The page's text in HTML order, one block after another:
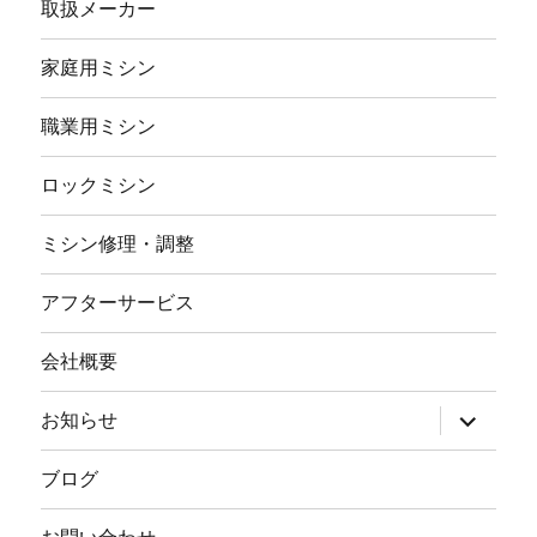
取扱メーカー
家庭用ミシン
職業用ミシン
ロックミシン
ミシン修理・調整
アフターサービス
会社概要
お知らせ
サ
ブ
メ
ー
ブログ